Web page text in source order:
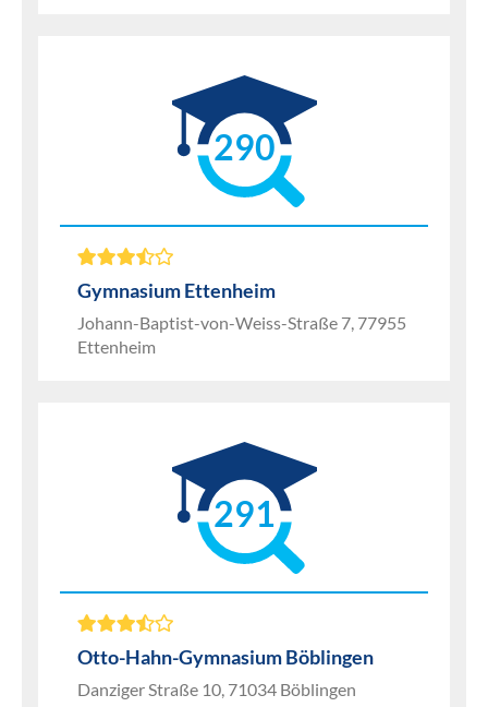
290
Gymnasium Ettenheim
Johann-Baptist-von-Weiss-Straße 7, 77955
Ettenheim
291
Otto-Hahn-Gymnasium Böblingen
Danziger Straße 10, 71034 Böblingen